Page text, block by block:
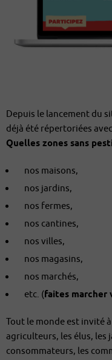
Depuis le lancement du
déjà été répertoriées
Quelles zones sans
nos maisons,
nos jardins,
nos fermes,
nos cantines,
nos villes,
nos magasins,
nos marchés,
etc. (faites marcher
Tout le monde est invité
agriculteurs, les élus, les
consommateurs, les